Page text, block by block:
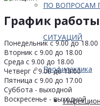
ПО ВОПРОСАМ
СИТУАЦИЙ
Профилактика
График работы
Понедельник с 9.00 до 18.00
Вторник с 9.00 до 18.00
Среда с 9.00 до 18.00
Четверг с 9.00 до 18.00
Пятница с 9.00 до 17.00
Суббота - выходной
Воскресенье - выходной